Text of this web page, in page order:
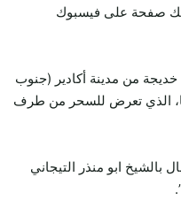
صفحة على فيسبوك
خديجة من مدينة أكادير (جنوب
الذي تعرض للسحر من طرف
بالشيخ ابو منذر التيجاني